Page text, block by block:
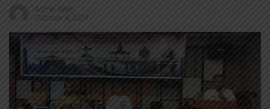
Admin Web
Oktober 4, 2024